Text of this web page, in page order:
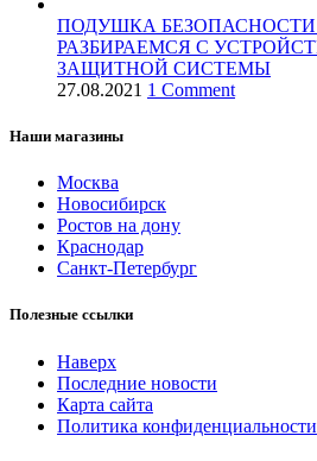
ПОДУШКА
РАЗБИРАЕМСЯ С
ЗАЩИТНОЙ СИСТЕМЫ
27.08.2021 1 Comment
Наши магазины
Москва
Новосибирск
Ростов на дону
Краснодар
Санкт-Петербург
Полезные ссылки
Наверх
Последние новости
Карта сайта
Политика конфиденциальности